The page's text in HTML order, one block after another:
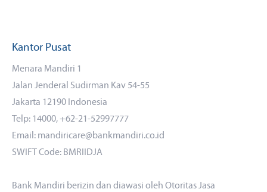
Kantor Pusat
Menara Mandiri 1
Jalan Jenderal Sudirman Kav 54-55
Jakarta 12190 Indonesia
Telp: 14000, +62-21-52997777
Email: mandiricare@bankmandiri.co.id
SWIFT Code: BMRIIDJA
Bank Mandiri berizin dan diawasi oleh Otoritas Jasa